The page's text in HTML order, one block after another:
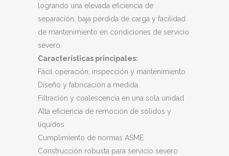
logrando una elevada eficiencia de
separación, baja pérdida de carga y facilidad
de mantenimiento en condiciones de servicio
severo.
Características principales:
Fácil operación, inspección y mantenimiento
Diseño y fabricación a medida
Filtración y coalescencia en una sola unidad
Alta eficiencia de remoción de sólidos y
líquidos
Cumplimiento de normas ASME
Construcción robusta para servicio severo